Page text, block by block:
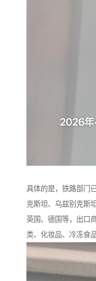
具体的是，铁路部门
克斯坦、乌兹别克斯
英国、德国等，出口
类、化妆品、冷冻食